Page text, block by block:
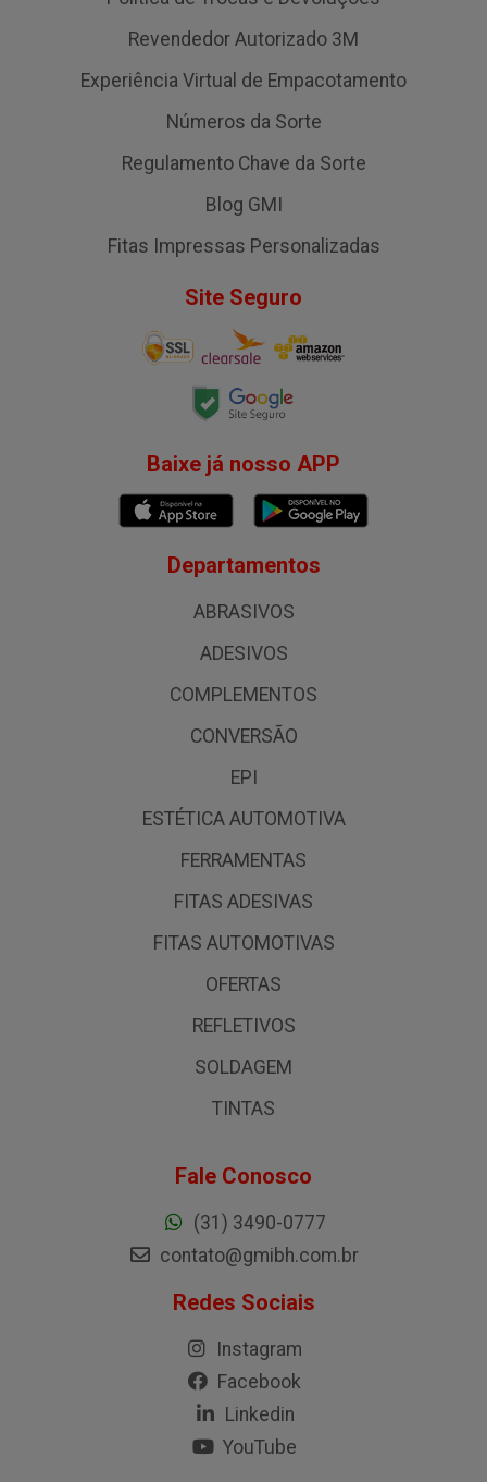
Revendedor Autorizado 3M
Experiência Virtual de Empacotamento
Números da Sorte
Regulamento Chave da Sorte
Blog GMI
Fitas Impressas Personalizadas
Site Seguro
Baixe já nosso APP
Departamentos
ABRASIVOS
ADESIVOS
COMPLEMENTOS
CONVERSÃO
EPI
ESTÉTICA AUTOMOTIVA
FERRAMENTAS
FITAS ADESIVAS
FITAS AUTOMOTIVAS
OFERTAS
REFLETIVOS
SOLDAGEM
TINTAS
Fale Conosco
(31) 3490-0777
contato@gmibh.com.br
Redes Sociais
Instagram
Facebook
Linkedin
YouTube